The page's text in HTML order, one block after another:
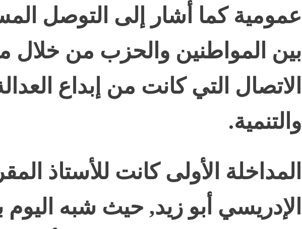
عمومية كما أشار إلى التوصل
بين المواطنين والحزب من خلال
الاتصال التي كانت من إبداع
والتنمية.
المداخلة الأولى كانت للأستاذ
الإدريسي أبو زيد, حيث شبه